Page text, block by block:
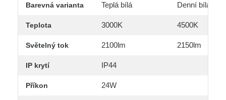
Barevná varianta Teplá bílá Denní bílá
Teplota 3000K 4500K
Světelný tok 2100lm 2150lm
IP krytí IP44
Příkon 24W